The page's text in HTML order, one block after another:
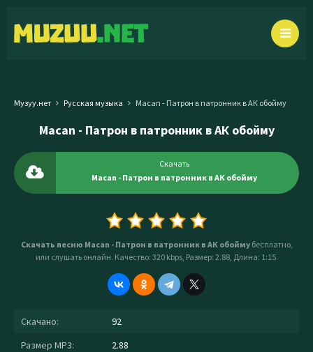
Музуу.нет Русская музыка Macan - Патрон в патронник в АК обойму
Macan - Патрон в патронник в АК обойму
Скачать
Macan - Патрон в патронник в АК обойму
Скачать песню Macan - Патрон в патронник в АК обоймубесплатно,
или слушать онлайн. Качество: 320 kbps, Размер: 2.88, Длина: 1:15.
Скачано:
92
Размер MP3:
2.88